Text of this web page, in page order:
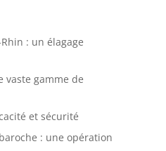
: un élagage
vaste gamme de
et sécurité
: une opération